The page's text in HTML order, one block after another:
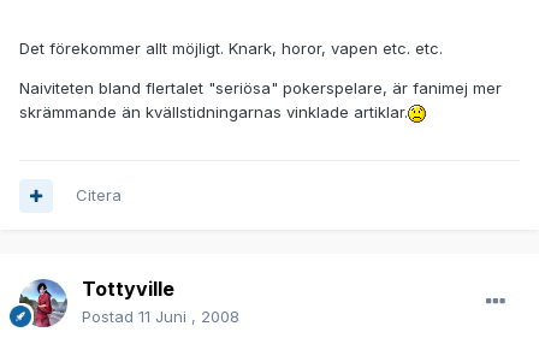
Det förekommer allt möjligt. Knark, horor, vapen etc. etc.
Naiviteten bland flertalet "seriösa" pokerspelare, är fanimej mer
skrämmande än kvällstidningarnas vinklade artiklar.
Citera
Tottyville
Postad 11 Juni , 2008